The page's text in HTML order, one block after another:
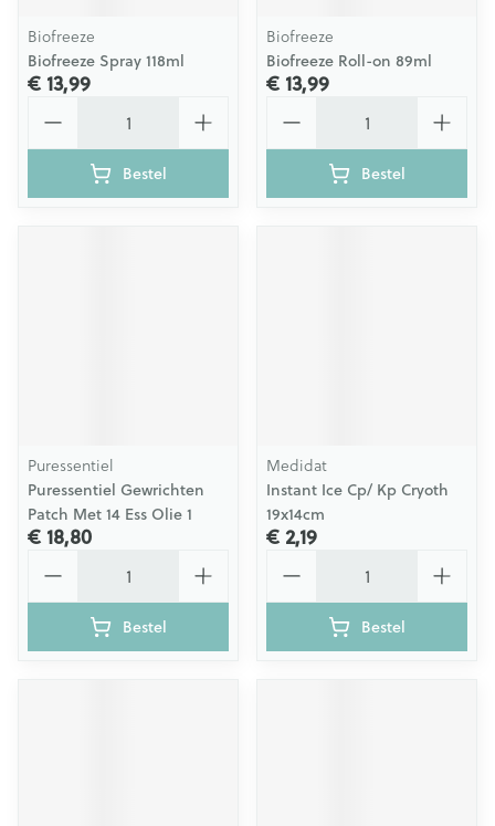
Biofreeze
Biofreeze Spray 118ml
€ 13,99
Bestel
Biofreeze
Biofreeze Roll-on 89ml
€ 13,99
Bestel
Puressentiel
Puressentiel Gewrichten
Patch Met 14 Ess Olie 1
€ 18,80
Bestel
Medidat
Instant Ice Cp/ Kp Cryoth
19x14cm
€ 2,19
Bestel